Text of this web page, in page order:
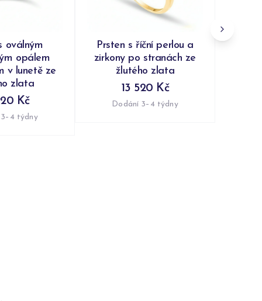
oválným
opálem
v lunetě ze
zlata
Kč
týdny
Prsten s říční perlou a
zirkony po stranách ze
žlutého zlata
13 520 Kč
Dodání 3–4 týdny